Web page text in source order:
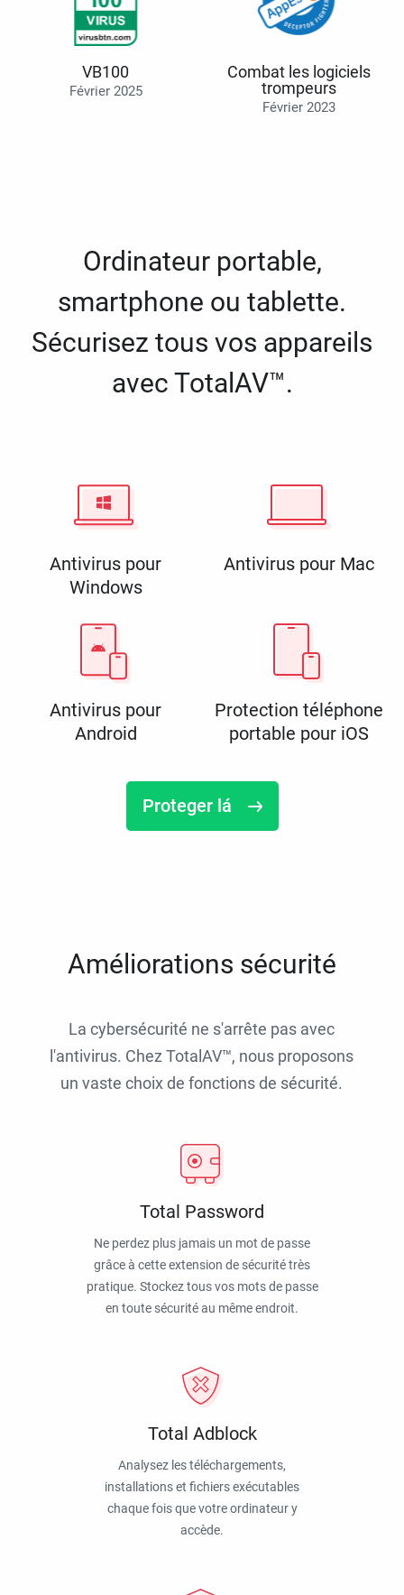
VB100
Février 2025
Combat les logiciels
trompeurs
Février 2023
Ordinateur portable,
smartphone ou tablette.
Sécurisez tous vos appareils
avec TotalAV™.
Antivirus pour
Windows
Antivirus pour Mac
Antivirus pour
Android
Protection téléphone
portable pour iOS
Proteger lá
Améliorations sécurité
La cybersécurité ne s'arrête pas avec
l'antivirus. Chez TotalAV™, nous proposons
un vaste choix de fonctions de sécurité.
Total Password
Ne perdez plus jamais un mot de passe
grâce à cette extension de sécurité très
pratique. Stockez tous vos mots de passe
en toute sécurité au même endroit.
Total Adblock
Analysez les téléchargements,
installations et fichiers exécutables
chaque fois que votre ordinateur y
accède.